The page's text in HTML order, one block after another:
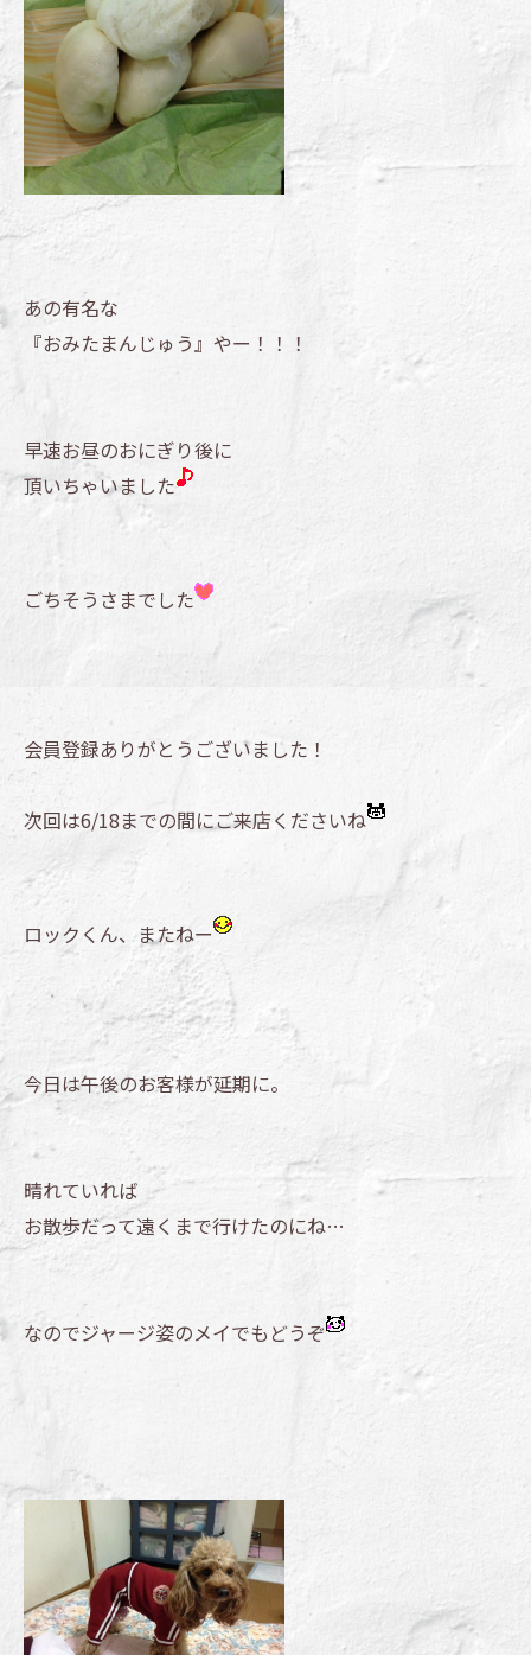
あの有名な
『おみたまんじゅう』やー！！！
早速お昼のおにぎり後に
頂いちゃいました
ごちそうさまでした
会員登録ありがとうございました！
次回は6/18までの間にご来店くださいね
ロックくん、またねー
今日は午後のお客様が延期に。
晴れていれば
お散歩だって遠くまで行けたのにね…
なのでジャージ姿のメイでもどうぞ